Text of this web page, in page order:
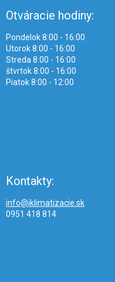
Otváracie hodiny:
Pondelok 8:00 - 16:00
Utorok 8:00 - 16:00
Streda 8:00 - 16:00
štvrtok 8:00 - 16:00
Piatok 8:00 - 12:00
Kontakty:
info@iklimatizacie.sk
0951 418 814